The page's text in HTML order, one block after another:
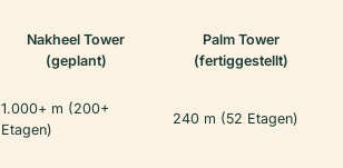
Nakheel Tower
(geplant)
Palm Tower
(fertiggestellt)
1.000+ m (200+
Etagen)
240 m (52 Etagen)